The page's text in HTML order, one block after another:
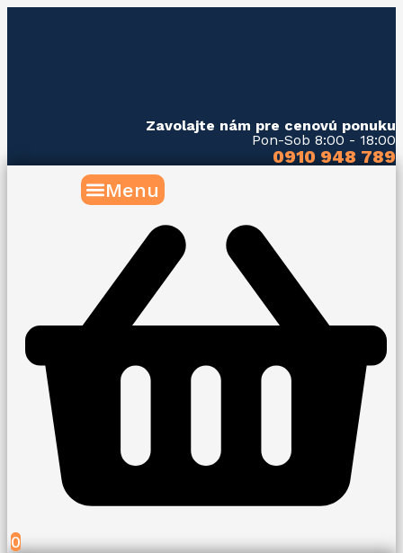
Preskočiť
Zavolajte nám pre cenovú ponuku
Pon-Sob 8:00 - 18:00
0910 948 789
Menu
0
Post